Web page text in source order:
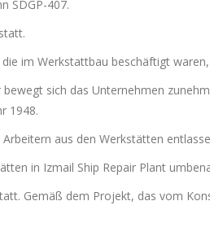
SDGP-407.
im Werkstattbau beschäftigt
sich das Unternehmen
1948.
aus den Werkstätten
in Izmail Ship Repair Plant
Gemäß dem Projekt, das vom